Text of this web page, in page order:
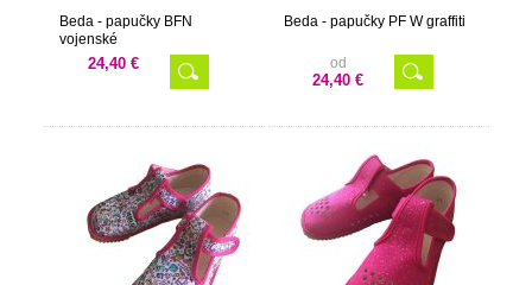
Beda - papučky BFN
vojenské
24,40 €
Beda - papučky PF W graffiti
od
24,40 €